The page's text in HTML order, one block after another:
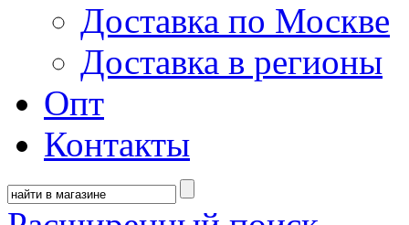
Доставка по Москве
Доставка в регионы
Опт
Контакты